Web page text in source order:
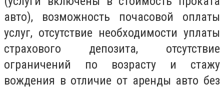
авто), возможность почасовой оплаты
услуг, отсутствие необходимости уплаты
страхового депозита, отсутствие
ограничений по возрасту и стажу
вождения в отличие от аренды авто без